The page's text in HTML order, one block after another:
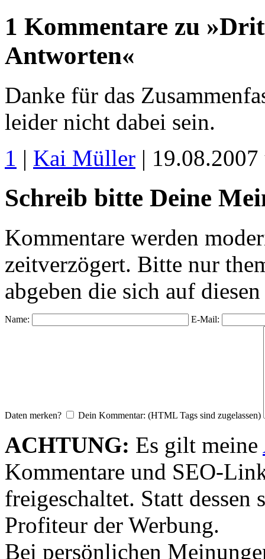
1 Kommentare zu
Antworten«
Danke für das
leider nicht dabei sein.
1 | Kai Müller |
Schreib bitte Deine
Kommentare werden
zeitverzögert. Bitte nur
abgeben die sich auf
Name: E-Mail:
Daten merken? Dein Kommentar: (HTML Tags sind zugelassen)
ACHTUNG: Es gilt meine
Kommentare und SEO-
freigeschaltet. Statt dessen
Profiteur der Werbung.
Bei persönlichen